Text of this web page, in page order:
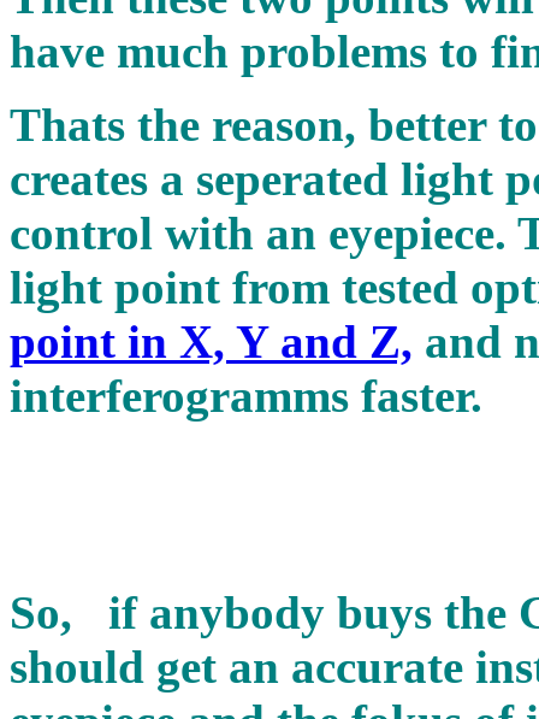
have much problems to
Thats the reason, better
creates a seperated light
control with an eyepiece.
light point from tested
point in X, Y and Z, and
interferogramms
So, if anybody buys the
should get an accurate